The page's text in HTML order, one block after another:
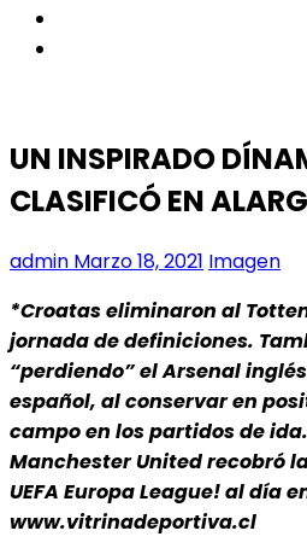
UN INSPIRADO
CLASIFICÓ EN
admin Marzo 18, 2021 Imagen
*Croatas eliminaron al
jornada de definiciones.
“perdiendo” el Arsenal
español, al conservar en
campo en los partidos de
Manchester United recobró
UEFA Europa League! al día
www.vitrinadeportiva.cl